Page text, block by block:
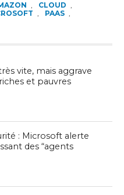
, CLOUD ,
, PAAS ,
vite, mais aggrave
et pauvres
: Microsoft alerte
des “agents